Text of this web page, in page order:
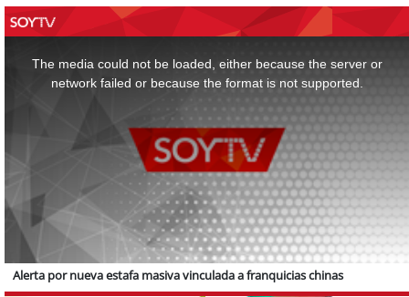
The media could not be loaded, either because the server or
network failed or because the format is not supported.
Alerta por nueva estafa masiva vinculada a franquicias chinas